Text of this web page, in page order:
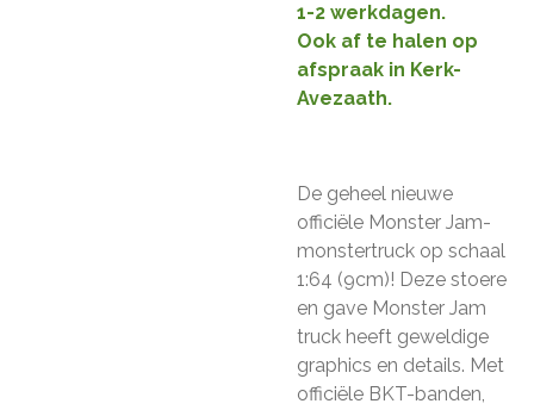
1-2 werkdagen.
Ook af te halen op
afspraak in Kerk-
Avezaath.
De geheel nieuwe
officiële Monster Jam-
monstertruck op schaal
1:64 (9cm)! Deze stoere
en gave Monster Jam
truck heeft geweldige
graphics en details. Met
officiële BKT-banden,